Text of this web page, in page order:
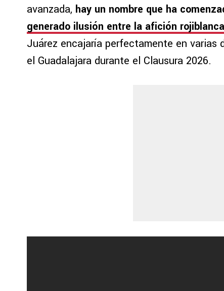
avanzada, hay un nombre que ha
generado ilusión entre la afición
Juárez encajaría perfectamente en varias
el Guadalajara durante el Clausura 2026.